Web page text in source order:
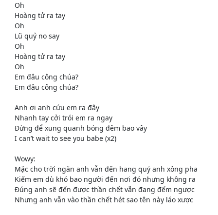
Oh
Hoàng tử ra tay
Oh
Lũ quỷ no say
Oh
Hoàng tử ra tay
Oh
Em đâu công chúa?
Em đâu công chúa?
Anh ơi anh cứu em ra đây
Nhanh tay cởi trói em ra ngay
Đừng để xung quanh bóng đêm bao vây
I can’t wait to see you babe (x2)
Wowy:
Mặc cho trời ngăn anh vẫn đến hang quỷ anh xông pha
Kiếm em dù khó bao người đến nơi đó nhưng không ra
Đúng anh sẽ đến được thần chết vẫn đang đếm ngược
Nhưng anh vẫn vào thần chết hét sao tên này láo xược